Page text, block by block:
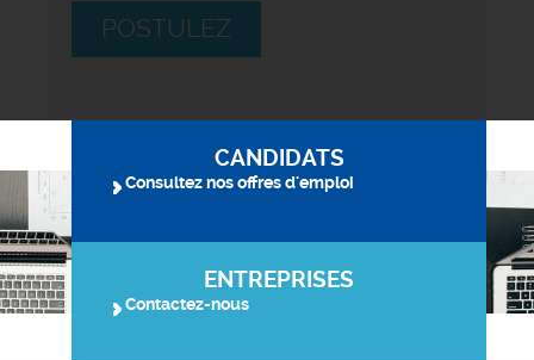
POSTULEZ
CANDIDATS
Consultez nos offres d'emploi
ENTREPRISES
Contactez-nous